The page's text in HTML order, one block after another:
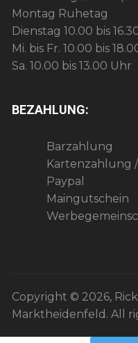
Montag Ruhetag
Dienstag 10.00 bis
Mi. bis Fr. 10.00 bis
Sa. 10.00 bis 13.00 Uhr
BEZAHLUNG:
Barzahlung
Kartenzahlung
Paypal
Maingutschein
Copyright © 2026,
Marktheidenfeld. All